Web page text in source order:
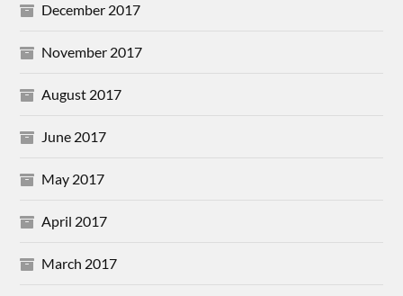
December 2017
November 2017
August 2017
June 2017
May 2017
April 2017
March 2017